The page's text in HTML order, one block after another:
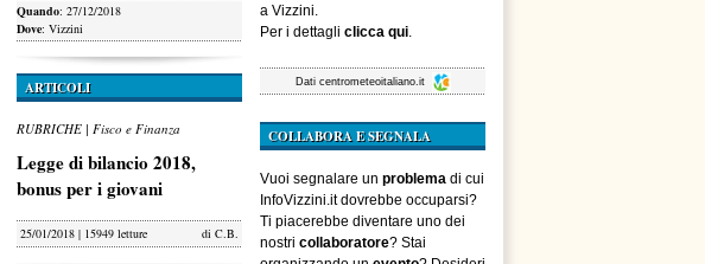
Quando: 27/12/2018
Dove: Vizzini
ARTICOLI
RUBRICHE | Fisco e Finanza
Legge di bilancio 2018,
bonus per i giovani
25/01/2018 | 15949 letture di C.B.
a Vizzini.
Per i dettagli clicca qui.
Dati centrometeoitaliano.it
COLLABORA E SEGNALA
Vuoi segnalare un problema di cui
InfoVizzini.it dovrebbe occuparsi?
Ti piacerebbe diventare uno dei
nostri collaboratore? Stai